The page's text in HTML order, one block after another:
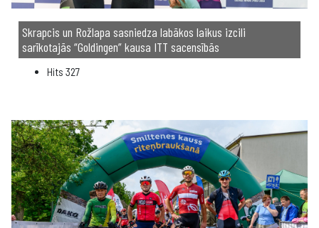
Skrapcis un Rožlapa sasniedza labākos laikus izcili
sarīkotajās “Goldingen” kausa ITT sacensībās
Hits 327